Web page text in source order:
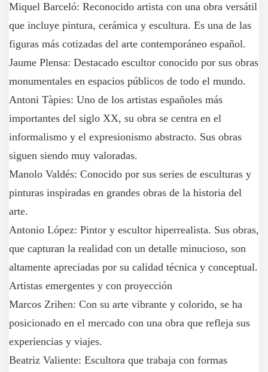
Miquel Barceló: Reconocido artista con una obra versátil
que incluye pintura, cerámica y escultura. Es una de las
figuras más cotizadas del arte contemporáneo español.
Jaume Plensa: Destacado escultor conocido por sus obras
monumentales en espacios públicos de todo el mundo.
Antoni Tàpies: Uno de los artistas españoles más
importantes del siglo XX, su obra se centra en el
informalismo y el expresionismo abstracto. Sus obras
siguen siendo muy valoradas.
Manolo Valdés: Conocido por sus series de esculturas y
pinturas inspiradas en grandes obras de la historia del
arte.
Antonio López: Pintor y escultor hiperrealista. Sus obras,
que capturan la realidad con un detalle minucioso, son
altamente apreciadas por su calidad técnica y conceptual.
Artistas emergentes y con proyección
Marcos Zrihen: Con su arte vibrante y colorido, se ha
posicionado en el mercado con una obra que refleja sus
experiencias y viajes.
Beatriz Valiente: Escultora que trabaja con formas